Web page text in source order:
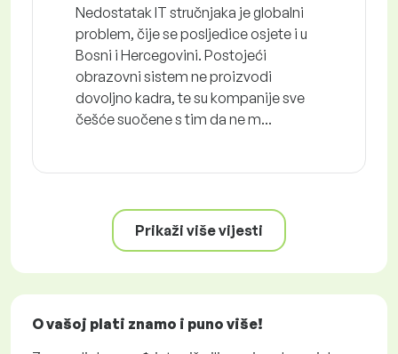
Nedostatak IT stručnjaka je globalni
problem, čije se posljedice osjete i u
Bosni i Hercegovini. Postojeći
obrazovni sistem ne proizvodi
dovoljno kadra, te su kompanije sve
češće suočene s tim da ne m...
Prikaži više vijesti
O vašoj plati znamo i puno više!